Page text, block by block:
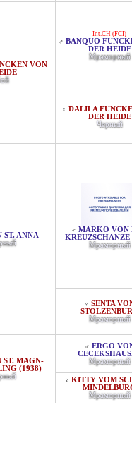
VON
Int.CH (FCI)
♂ BANQUO
DER HEIDE
Мраморный
♀ DALILA
DER HEIDE
Черный
ST. ANNA
♂ MARKO VON
KREUZSCHANZE
Мраморный
♀ SENTA
Мраморный
ST. MAGN-
(1938)
♂ ERGO
Мраморный
♀ KITTY VOM
INDELBURG
Мраморный